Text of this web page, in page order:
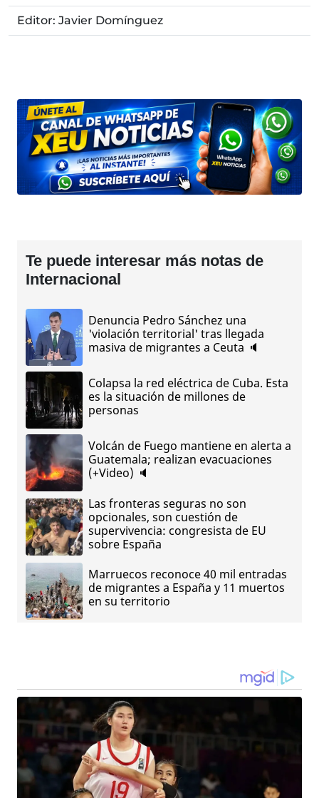
Editor: Javier Domínguez
Te puede interesar más notas de
Internacional
Denuncia Pedro Sánchez una
'violación territorial' tras llegada
masiva de migrantes a Ceuta 🔈
Colapsa la red eléctrica de Cuba. Esta
es la situación de millones de
personas
Volcán de Fuego mantiene en alerta a
Guatemala; realizan evacuaciones
(+Video) 🔈
Las fronteras seguras no son
opcionales, son cuestión de
supervivencia: congresista de EU
sobre España
Marruecos reconoce 40 mil entradas
de migrantes a España y 11 muertos
en su territorio